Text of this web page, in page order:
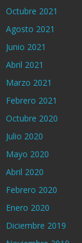
Octubre 2021
Agosto 2021
Junio 2021
Abril 2021
Marzo 2021
Febrero 2021
Octubre 2020
Julio 2020
Mayo 2020
Abril 2020
Febrero 2020
Enero 2020
Diciembre 2019